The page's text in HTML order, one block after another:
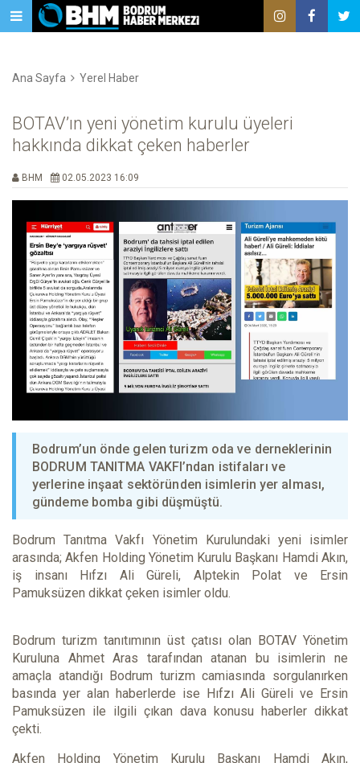
Ana Sayfa Yerel Haber
BOTAV’ın yeni yönetim kurulu üyeleri
hakkında dikkat çeken haberler
BHM 02.05.2023 16:09
Bodrum’un önde gelen turizm oda ve derneklerinin
BODRUM TANITMA VAKFI’ndan istifaları ve
yerlerine inşaat sektöründen isimlerin yer alması,
gündeme bomba gibi düşmüştü.
Bodrum Tanıtma Vakfı Yönetim Kurulundaki yeni isimler
arasında; Akfen Holding Yönetim Kurulu Başkanı Hamdi Akın,
iş insanı Hıfzı Ali Güreli, Alptekin Polat ve Ersin
Pamuksüzen dikkat çeken isimler oldu.
Bodrum turizm tanıtımının üst çatısı olan BOTAV Yönetim
Kuruluna Ahmet Aras tarafından atanan bu isimlerin ne
amaçla atandığı Bodrum turizm camiasında sorgulanırken
basında yer alan haberlerde ise Hıfzı Ali Güreli ve Ersin
Pamuksüzen ile ilgili çıkan dava konusu haberler dikkat
çekti.
Akfen Holding Yönetim Kurulu Başkanı Hamdi Akın,